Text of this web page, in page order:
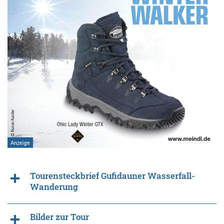
Tourensteckbrief Gufidauner Wasserfall-
Wanderung
Bilder zur Tour